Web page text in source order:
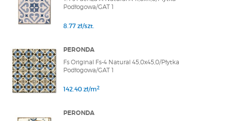
Podłogowa/GAT 1
8.77 zł/szt.
PERONDA
Fs Original Fs-4 Natural 45,0x45,0/Płytka
Podłogowa/GAT 1
142.40 zł/m2
PERONDA